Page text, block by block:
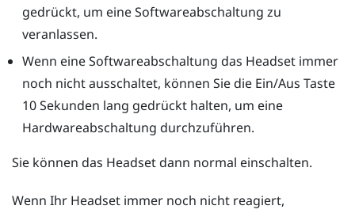
gedrückt, um eine Softwareabschaltung zu
veranlassen.
Wenn eine Softwareabschaltung das Headset immer
noch nicht ausschaltet, können Sie die Ein/Aus Taste
10 Sekunden lang gedrückt halten, um eine
Hardwareabschaltung durchzuführen.
Sie können das Headset dann normal einschalten.
Wenn Ihr Headset immer noch nicht reagiert,